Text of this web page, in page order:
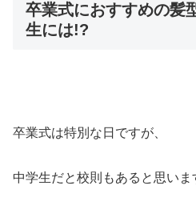
卒業式におすすめの髪
生には!?
卒業式は特別な日ですが、
中学生だと校則もあると思いま